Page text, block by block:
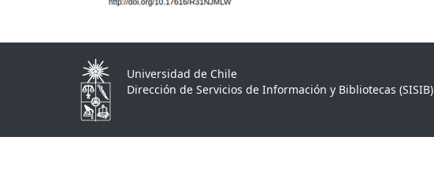
Universidad de Chile
Dirección de Servicios de Información y Bibliotecas (SISIB)